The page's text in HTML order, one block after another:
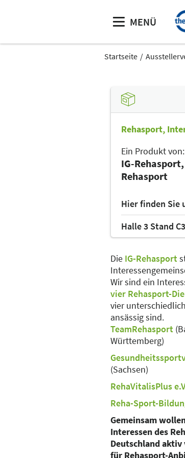
MENÜ
Startseite
Rehasport,
Ein Produkt von:
IG-
Rehasport
Hier finden Sie
Halle 3 Stand
Die IG-Rehasport
Wir sind ein
vier Rehasport-
vier
ansässig sind.
TeamRehasport
Württemberg)
(Sachsen)
RehaVitalisPlus
Reha-Sport-
Gemeinsam
Interessen des
Deutschland
für Rehasport-